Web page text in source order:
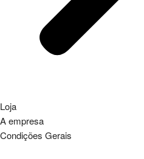
Loja
A empresa
Condições Gerais